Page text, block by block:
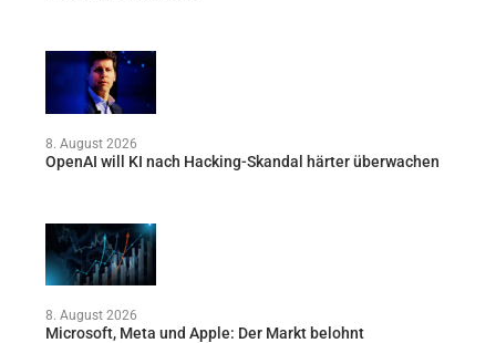
8. August 2026
OpenAI will KI nach Hacking-Skandal härter überwachen
8. August 2026
Microsoft, Meta und Apple: Der Markt belohnt